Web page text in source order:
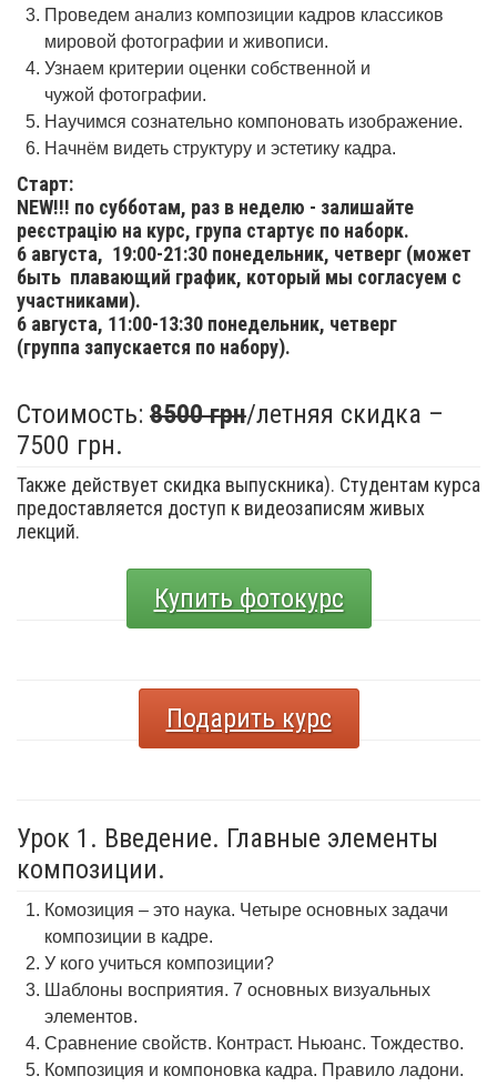
Проведем анализ композиции кадров классиков
мировой фотографии и живописи.
Узнаем критерии оценки собственной и
чужой фотографии.
Научимся сознательно компоновать изображение.
Начнём видеть структуру и эстетику кадра.
Старт:
NEW!!! по субботам, раз в неделю - залишайте
реєстрацію на курс, група стартує по наборк.
6 августа, 19:00-21:30 понедельник, четверг (может
быть плавающий график, который мы согласуем с
участниками).
6 августа, 11:00-13:30 понедельник, четверг
(группа запускается по набору).
Стоимость: 8500 грн/летняя скидка –
7500 грн.
Также действует скидка выпускника). Студентам курса
предоставляется доступ к видеозаписям живых
лекций.
Купить фотокурс
Подарить курс
Урок 1. Введение. Главные элементы
композиции.
Комозиция – это наука. Четыре основных задачи
композиции в кадре.
У кого учиться композиции?
Шаблоны восприятия. 7 основных визуальных
элементов.
Сравнение свойств. Контраст. Ньюанс. Тождество.
Композиция и компоновка кадра. Правило ладони.